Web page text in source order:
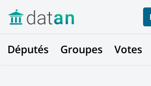
Députés Groupes Votes